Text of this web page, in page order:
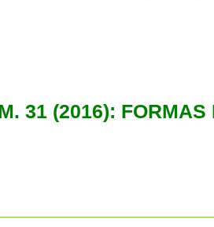
31 (2016):